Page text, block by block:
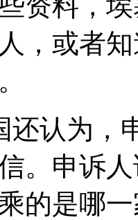
资料，
，或者
还认为，
。申诉
的是哪